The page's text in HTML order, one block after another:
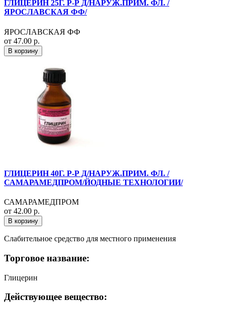
ГЛИЦЕРИН 25Г. Р-Р Д/НАРУЖ.ПРИМ. ФЛ. /
ЯРОСЛАВСКАЯ ФФ/
ЯРОСЛАВСКАЯ ФФ
от 47.00 р.
В корзину
ГЛИЦЕРИН 40Г. Р-Р Д/НАРУЖ.ПРИМ. ФЛ. /
САМАРАМЕДПРОМ/ЙОДНЫЕ ТЕХНОЛОГИИ/
САМАРАМЕДПРОМ
от 42.00 р.
В корзину
Слабительное средство для местного применения
Торговое название:
Глицерин
Действующее вещество: